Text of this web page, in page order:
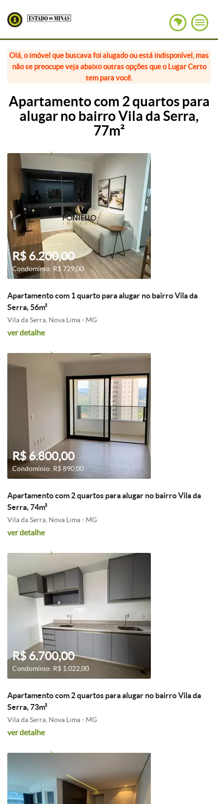
Olá, o imóvel que buscava foi alugado ou está indisponível, mas
não se preocupe veja abaixo outras opções que o Lugar Certo
tem para você.
Apartamento com 2 quartos para
alugar no bairro Vila da Serra,
77m²
R$ 6.200,00
Condomínio: R$ 729,00
Apartamento com 1 quarto para alugar no bairro Vila da
Serra, 56m²
Vila da Serra, Nova Lima - MG
ver detalhe
R$ 6.800,00
Condomínio: R$ 890,00
Apartamento com 2 quartos para alugar no bairro Vila da
Serra, 74m²
Vila da Serra, Nova Lima - MG
ver detalhe
R$ 6.700,00
Condomínio: R$ 1.022,00
Apartamento com 2 quartos para alugar no bairro Vila da
Serra, 73m²
Vila da Serra, Nova Lima - MG
ver detalhe